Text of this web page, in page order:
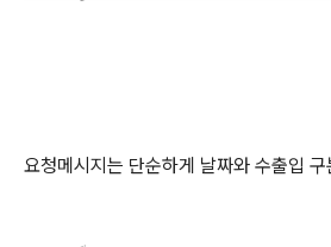
요청메시지는 단순하게 날짜와 수출입